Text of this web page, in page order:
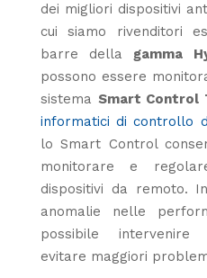
dei migliori dispositivi
cui siamo rivenditori
barre della gamma
possono essere
sistema Smart Control
informatici di controllo
lo Smart Control
monitorare e
dispositivi da remoto.
anomalie nelle
possibile intervenire
evitare maggiori